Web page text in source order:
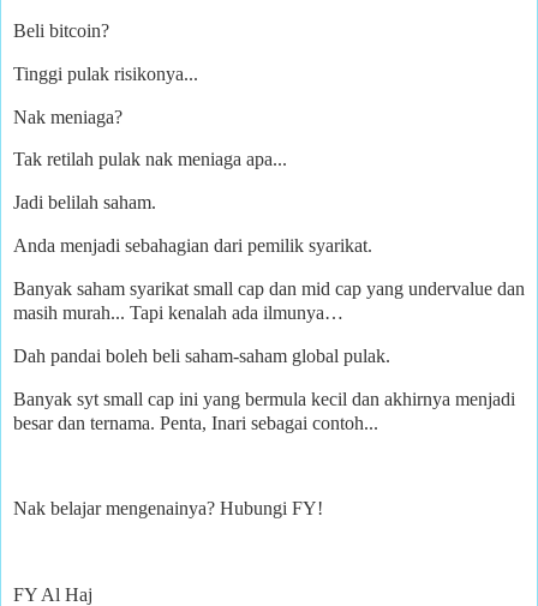
Beli bitcoin?
Tinggi pulak risikonya...
Nak meniaga?
Tak retilah pulak nak meniaga apa...
Jadi belilah saham.
Anda menjadi sebahagian dari pemilik syarikat.
Banyak saham syarikat small cap dan mid cap yang undervalue dan
masih murah... Tapi kenalah ada ilmunya…
Dah pandai boleh beli saham-saham global pulak.
Banyak syt small cap ini yang bermula kecil dan akhirnya menjadi
besar dan ternama. Penta, Inari sebagai contoh...
Nak belajar mengenainya? Hubungi FY!
FY Al Haj